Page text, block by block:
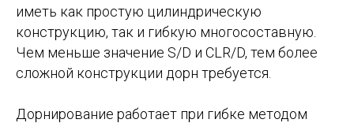
иметь как простую цилиндрическую
конструкцию, так и гибкую многосоставную.
Чем меньше значение S/D и CLR/D, тем более
сложной конструкции дорн требуется.
Дорнирование работает при гибке методом